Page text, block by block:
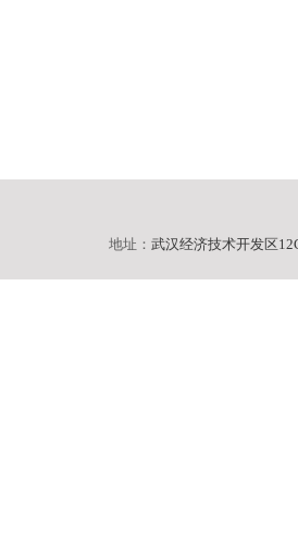
地址： 武汉经济技术开发区